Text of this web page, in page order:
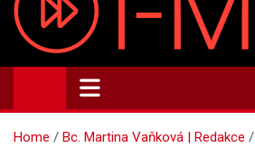
i-MAG.CZ
Informační magazín | Public Relations
Home Bc. Martina Vaňková | Redakce